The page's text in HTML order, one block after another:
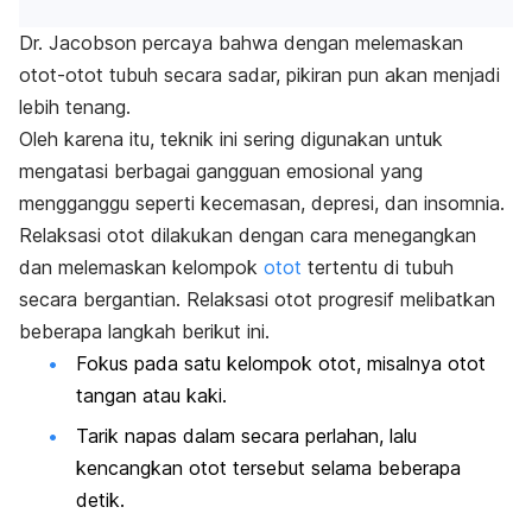
Dr. Jacobson percaya bahwa dengan melemaskan
otot-otot tubuh secara sadar, pikiran pun akan menjadi
lebih tenang.
Oleh karena itu, teknik ini sering digunakan untuk
mengatasi berbagai gangguan emosional yang
mengganggu seperti kecemasan, depresi, dan insomnia.
Relaksasi otot dilakukan dengan cara menegangkan
dan melemaskan kelompok otot tertentu di tubuh
secara bergantian. Relaksasi otot progresif melibatkan
beberapa langkah berikut ini.
Fokus pada satu kelompok otot, misalnya otot
tangan atau kaki.
Tarik napas dalam secara perlahan, lalu
kencangkan otot tersebut selama beberapa
detik.